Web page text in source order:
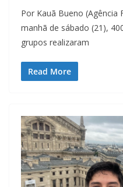
Por Kauã Bueno (Agência
manhã de sábado (21),
grupos realizaram
Read More